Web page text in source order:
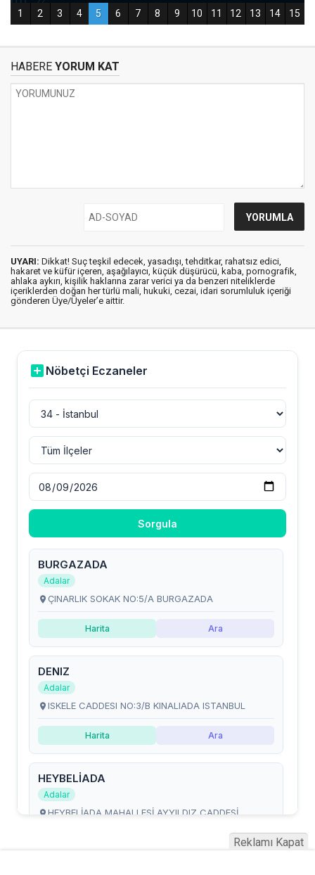
HABERE YORUM KAT
UYARI: Dikkat! Suç teşkil edecek, yasadışı, tehditkar, rahatsız edici,
hakaret ve küfür içeren, aşağılayıcı, küçük düşürücü, kaba, pornografik,
ahlaka aykırı, kişilik haklarına zarar verici ya da benzeri niteliklerde
içeriklerden doğan her türlü mali, hukuki, cezai, idari sorumluluk içeriği
gönderen Üye/Üyeler’e aittir.
Reklamı Kapat